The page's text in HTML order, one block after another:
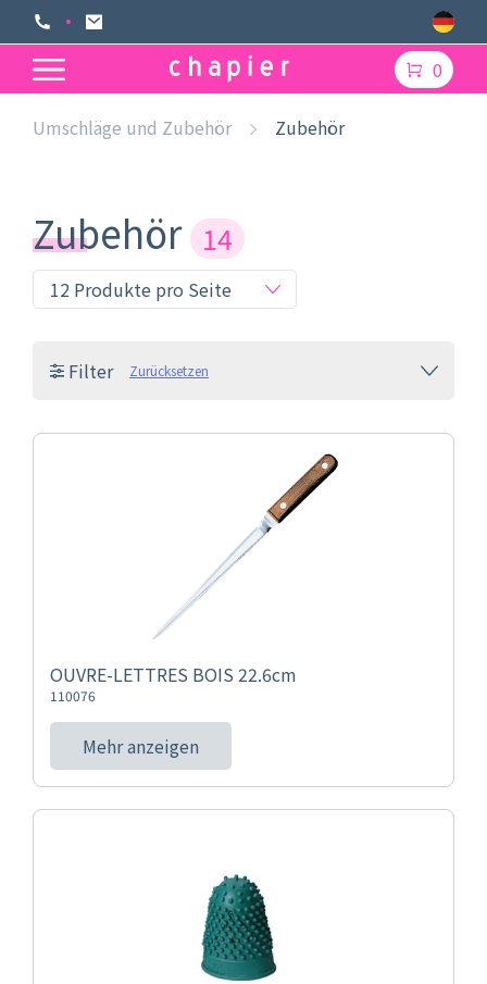
0
Umschläge und Zubehör Zubehör
Zubehör 14
Filter Zurücksetzen
OUVRE-LETTRES BOIS 22.6cm
110076
Mehr anzeigen